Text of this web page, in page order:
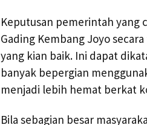
Keputusan pemerintah yang
Gading Kembang Joyo
yang kian baik. Ini dapat
banyak bepergian
menjadi lebih hemat berkat
Bila sebagian besar